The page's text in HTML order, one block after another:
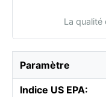
La qualité
Paramètre
Indice US EPA: